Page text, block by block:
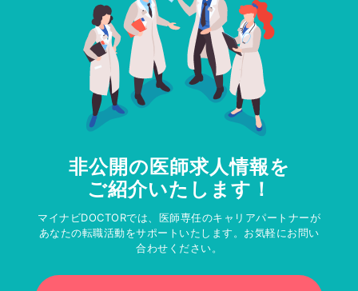
非公開の医師求人情報を
ご紹介いたします！
マイナビDOCTORでは、医師専任のキャリアパートナーが
あなたの転職活動をサポートいたします。お気軽にお問い
合わせください。